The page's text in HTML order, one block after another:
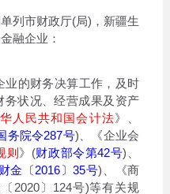
列市财政厅(局)，新疆生
融企业：
的财务决算工作，及时
状况、经营成果及资产
人民共和国会计法》、
务院令287号)、《企业会
则 》(财政部令第42号)、
财金〔2016〕35号)、《商
2020〕124号)等有关规